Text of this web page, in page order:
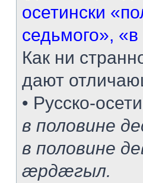
осетински
седьмого»,
Как ни
дают
• Русско-
в половине
в половине
æрдæгыл.